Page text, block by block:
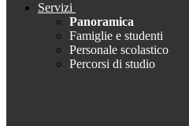
Servizi
Panoramica
Famiglie e studenti
Personale scolastico
Percorsi di studio